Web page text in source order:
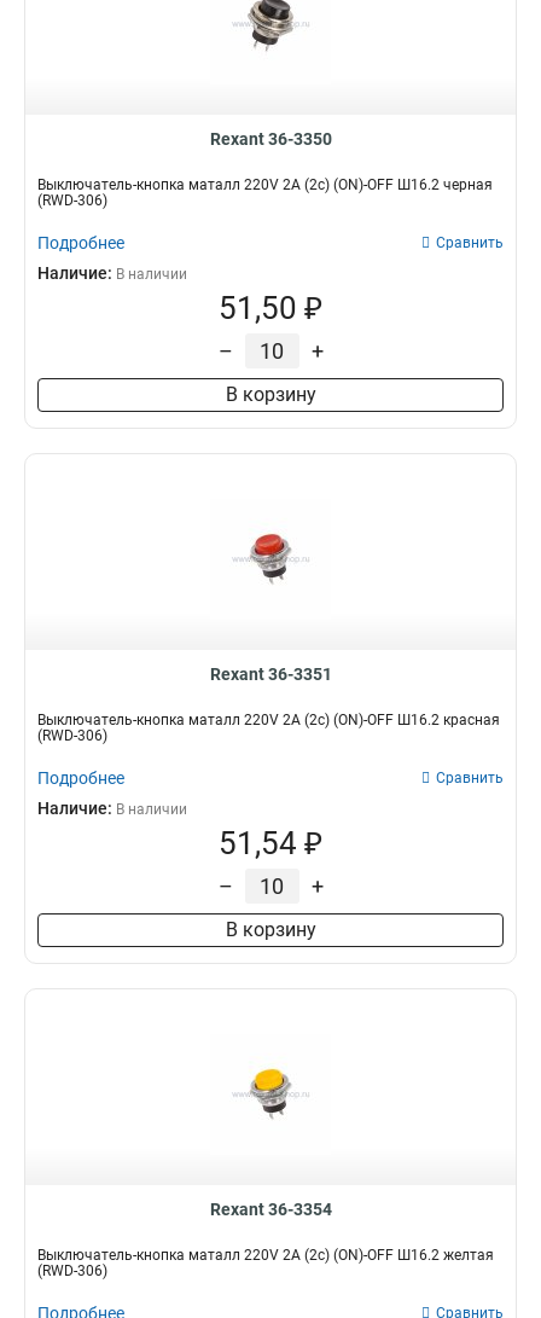
Rexant 36-3350
Выключатель-кнопка маталл 220V 2А (2с) (ON)-OFF Ш16.2 черная
(RWD-306)
Подробнее Сравнить
Наличие: В наличии
51,50 ₽
– +
В корзину
Rexant 36-3351
Выключатель-кнопка маталл 220V 2А (2с) (ON)-OFF Ш16.2 красная
(RWD-306)
Подробнее Сравнить
Наличие: В наличии
51,54 ₽
– +
В корзину
Rexant 36-3354
Выключатель-кнопка маталл 220V 2А (2с) (ON)-OFF Ш16.2 желтая
(RWD-306)
Подробнее Сравнить